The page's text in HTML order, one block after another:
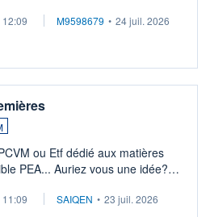
on me signale ...
12:09 M9598679 • 24 juil. 2026
ou Etf dédié aux matières
PEA... Auriez vous une idée?
11:09 SAIQEN • 23 juil. 2026